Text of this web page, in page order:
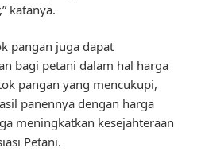
katanya.
pangan juga dapat
bagi petani dalam hal harga
pangan yang mencukupi,
panennya dengan harga
meningkatkan kesejahteraan
Petani.